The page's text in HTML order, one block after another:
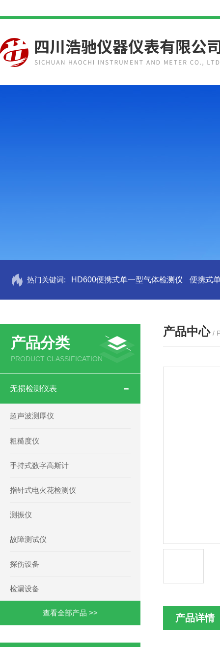
热门关键词: HD600便携式单一型气体检测仪 便携式
产品分类
PRODUCT CLASSIFICATION
无损检测仪表
超声波测厚仪
粗糙度仪
手持式数字高斯计
指针式电火花检测仪
测振仪
故障测试仪
探伤设备
检漏设备
查看全部产品 >>
产品中心 /
产品详情